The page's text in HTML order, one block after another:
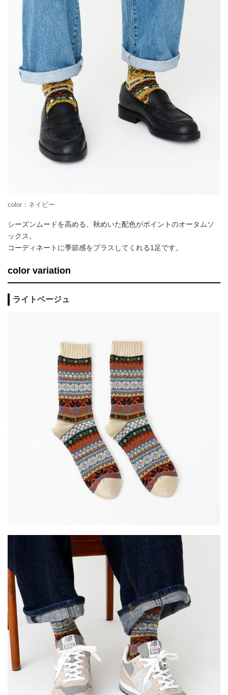
color：ネイビー
シーズンムードを高める、秋めいた配色がポイントのオータムソ
ックス。
コーディネートに季節感をプラスしてくれる1足です。
color variation
ライトベージュ